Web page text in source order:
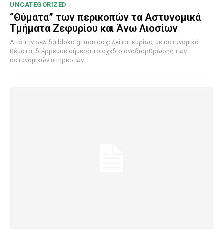
UNCATEGORIZED
“Θύματα” των περικοπών τα Αστυνομικά
Τμήματα Ζεφυρίου και Άνω Λιοσίων
Από την σελίδα bloko.gr που ασχολείται κυρίως με αστυνομικά
θέματα, διέρρευσε σήμερα το σχέδιο αναδιάρθρωσης των
αστυνομικών υπηρεσιών...